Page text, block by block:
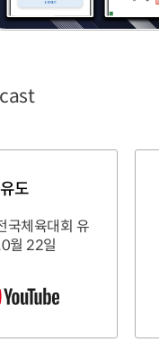
유도
국체육대회 유
월 22일